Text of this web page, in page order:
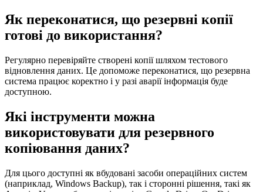
Як переконатися, що резервні копії
готові до використання?
Регулярно перевіряйте створені копії шляхом тестового
відновлення даних. Це допоможе переконатися, що резервна
система працює коректно і у разі аварії інформація буде
доступною.
Які інструменти можна
використовувати для резервного
копіювання даних?
Для цього доступні як вбудовані засоби операційних систем
(наприклад, Windows Backup), так і сторонні рішення, такі як